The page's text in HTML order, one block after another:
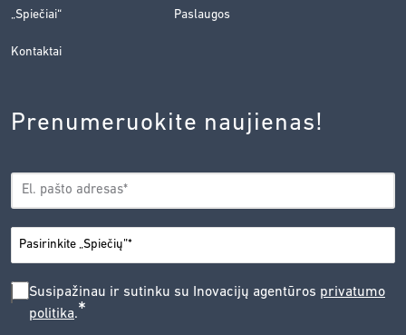
„Spiečiai“ Paslaugos
Kontaktai
Prenumeruokite naujienas!
EL.
PAŠTAS*
MIESTAS*
SUSIPAŽINAU
Susipažinau ir sutinku su Inovacijų agentūros privatumo
politika.*